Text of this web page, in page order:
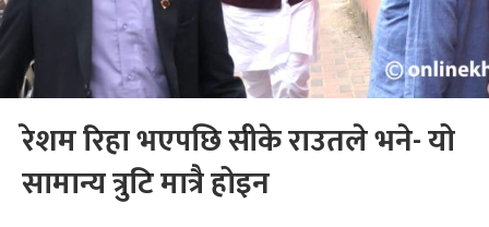
रेशम रिहा भएपछि सीके राउतले भने- यो
सामान्य त्रुटि मात्रै होइन